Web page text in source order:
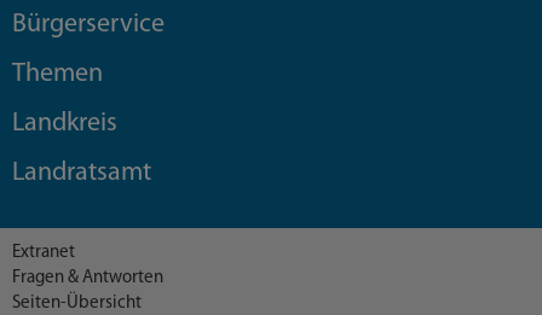
Bürgerservice
Themen
Landkreis
Landratsamt
Extranet
Fragen & Antworten
Seiten-Übersicht